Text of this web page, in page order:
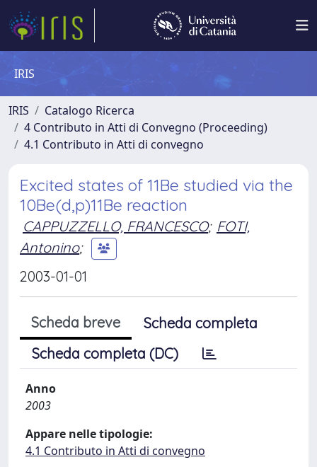
IRIS
IRIS
Catalogo Ricerca
4 Contributo in Atti di Convegno (Proceeding)
4.1 Contributo in Atti di convegno
Excited states of 11Be studied via the
10Be(d,p)11Be reaction
CAPPUZZELLO, FRANCESCO; FOTI,
Antonino;
2003-01-01
Scheda breve
Scheda completa
Scheda completa (DC)
Anno
2003
Appare nelle tipologie:
4.1 Contributo in Atti di convegno